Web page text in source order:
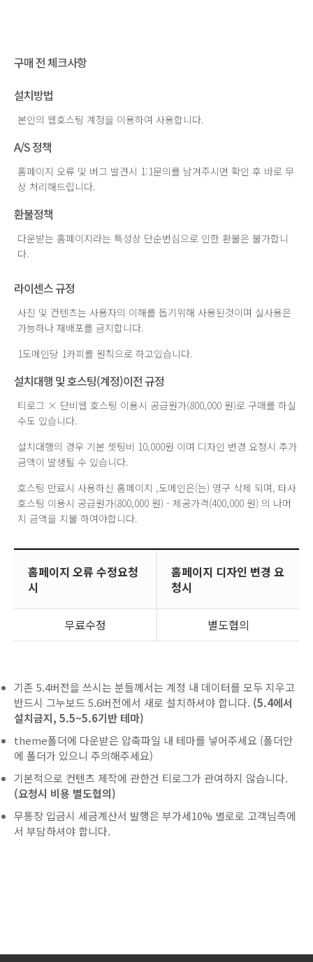
구매 전 체크사항
설치방법
본인의 웹호스팅 계정을 이용하여 사용합니다.
A/S 정책
홈페이지 오류 및 버그 발견시 1:1문의를 남겨주시면 확인 후 바로 무
상 처리해드립니다.
환불정책
다운받는 홈페이지라는 특성상 단순변심으로 인한 환불은 불가합니
다.
라이센스 규정
사진 및 컨텐츠는 사용자의 이해를 돕기위해 사용된것이며 실사용은
가능하나 재배포를 금지합니다.
1도메인당 1카피를 원칙으로 하고있습니다.
설치대행 및 호스팅(계정)이전 규정
티로그 × 단비웹 호스팅 이용시 공급원가(800,000 원)로 구매를 하실
수도 있습니다.
설치대행의 경우 기본 셋팅비 10,000원 이며 디자인 변경 요청시 추가
금액이 발생될 수 있습니다.
호스팅 만료시 사용하신 홈페이지 ,도메인은(는) 영구 삭제 되며, 타사
호스팅 이용시 공급원가(800,000 원) - 제공가격(400,000 원) 의 나머
지 금액을 지불 하여야합니다.
홈페이지 오류 수정요청
시
홈페이지 디자인 변경 요
청시
무료수정 별도협의
기존 5.4버전을 쓰시는 분들께서는 계정 내 데이터를 모두 지우고
반드시 그누보드 5.6버전에서 새로 설치하셔야 합니다. (5.4에서
설치금지, 5.5~5.6기반 테마)
theme폴더에 다운받은 압축파일 내 테마를 넣어주세요 (폴더안
에 폴더가 있으니 주의해주세요)
기본적으로 컨텐츠 제작에 관한건 티로그가 관여하지 않습니다.
(요청시 비용 별도협의)
무통장 입금시 세금계산서 발행은 부가세10% 별로로 고객님측에
서 부담하셔야 합니다.